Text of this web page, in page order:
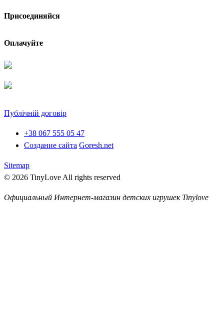
Присоединяйся
Оплачуйте
Публічній договір
+38 067 555 05 47
Создание сайта Goresh.net
Sitemap
© 2026 TinyLove All rights reserved
Официальный Интернет-магазин детских игрушек Tinylove